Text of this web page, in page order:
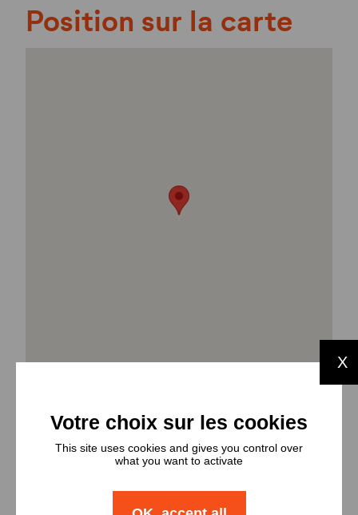
Position sur la carte
Types et
nombres de
X
This site uses cookies and gives you control over
what you want to activate